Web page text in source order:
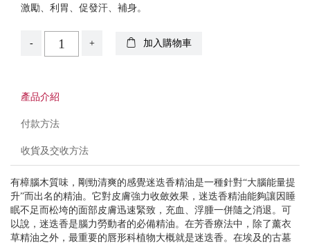
激勵、利胃、促發汗、補身。
- + 加入購物車
產品介紹
付款方法
收貨及交收方法
有樟腦木質味，剛勁清爽的感覺迷迭香精油是一種針對“大腦能量提
升”而出名的精油。它對皮膚強力收斂效果，迷迭香精油能夠讓因睡
眠不足而松垮的面部皮膚迅速緊致，充血、浮腫一併隨之消退。可
以說，迷迭香是腦力勞動者的必備精油。在芳香療法中，除了薰衣
草精油之外，最重要的唇形科植物大概就是迷迭香。在埃及的古墓